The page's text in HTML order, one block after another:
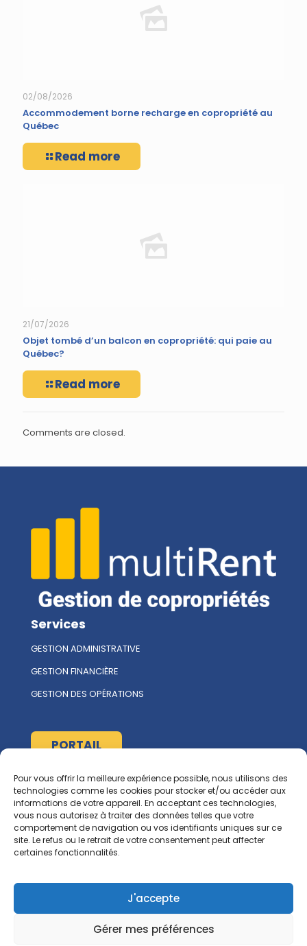
Pour vous offrir la meilleure expérience possible, nous utilisons des
technologies comme les cookies pour stocker et/ou accéder aux
informations de votre appareil. En acceptant ces technologies,
vous nous autorisez à traiter des données telles que votre
comportement de navigation ou vos identifiants uniques sur ce
site. Le refus ou le retrait de votre consentement peut affecter
certaines fonctionnalités.
J'accepte
Gérer mes préférences
02/08/2026
Accommodement borne recharge en copropriété au
Québec
Read more
21/07/2026
Objet tombé d’un balcon en copropriété: qui paie au
Québec?
Read more
Comments are closed.
Services
GESTION ADMINISTRATIVE
GESTION FINANCIÈRE
GESTION DES OPÉRATIONS
PORTAIL
À propos
L'ÉQUIPE MULTIRENT
NOUS CONTACTER
CORPIQ